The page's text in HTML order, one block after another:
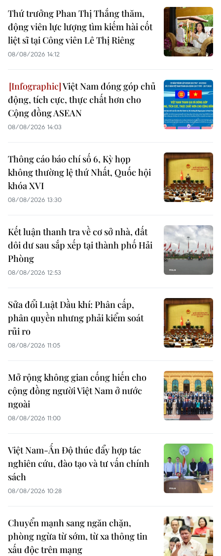
Thứ trưởng Phan Thị Thắng thăm,
động viên lực lượng tìm kiếm hài cốt
liệt sĩ tại Công viên Lê Thị Riêng
08/08/2026 14:12
Việt Nam đóng góp chủ
động, tích cực, thực chất hơn cho
Cộng đồng ASEAN
08/08/2026 14:03
Thông cáo báo chí số 6, Kỳ họp
không thường lệ thứ Nhất, Quốc hội
khóa XVI
08/08/2026 13:30
Kết luận thanh tra về cơ sở nhà, đất
dôi dư sau sắp xếp tại thành phố Hải
Phòng
08/08/2026 12:53
Sửa đổi Luật Dầu khí: Phân cấp,
phân quyền nhưng phải kiểm soát
rủi ro
08/08/2026 11:05
Mở rộng không gian cống hiến cho
cộng đồng người Việt Nam ở nước
ngoài
08/08/2026 11:00
Việt Nam-Ấn Độ thúc đẩy hợp tác
nghiên cứu, đào tạo và tư vấn chính
sách
08/08/2026 10:28
Chuyển mạnh sang ngăn chặn,
phòng ngừa từ sớm, từ xa thông tin
xấu độc trên mạng